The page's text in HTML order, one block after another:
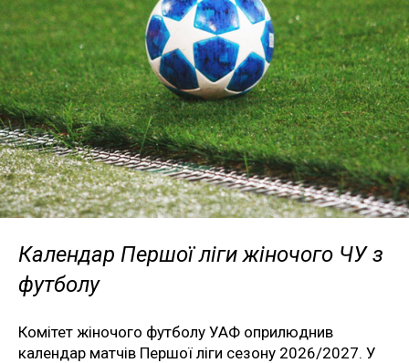
Календар Першої ліги жіночого ЧУ з
футболу
Комітет жіночого футболу УАФ оприлюднив
календар матчів Першої ліги сезону 2026/2027. У